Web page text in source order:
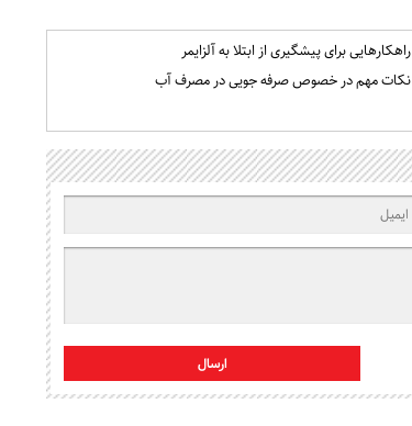
راهکارهایی برای پیشگیری از ابتلا به آلزایمر
نکات مهم در خصوص صرفه جویی در مصرف آب
ارسال